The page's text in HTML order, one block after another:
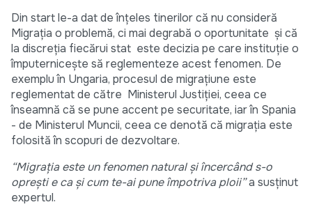
Din start le-a dat de înțeles tinerilor că nu consideră
Migrația o problemă, ci mai degrabă o oportunitate şi că
la discreția fiecărui stat este decizia pe care instituție o
împuterniceşte să reglementeze acest fenomen. De
exemplu în Ungaria, procesul de migraţiune este
reglementat de către Ministerul Justiției, ceea ce
înseamnă că se pune accent pe securitate, iar în Spania
- de Ministerul Muncii, ceea ce denotă că migrația este
folosită în scopuri de dezvoltare.
“Migrația este un fenomen natural şi încercând s-o
opreşti e ca şi cum te-ai pune împotriva ploii”a susținut
expertul.